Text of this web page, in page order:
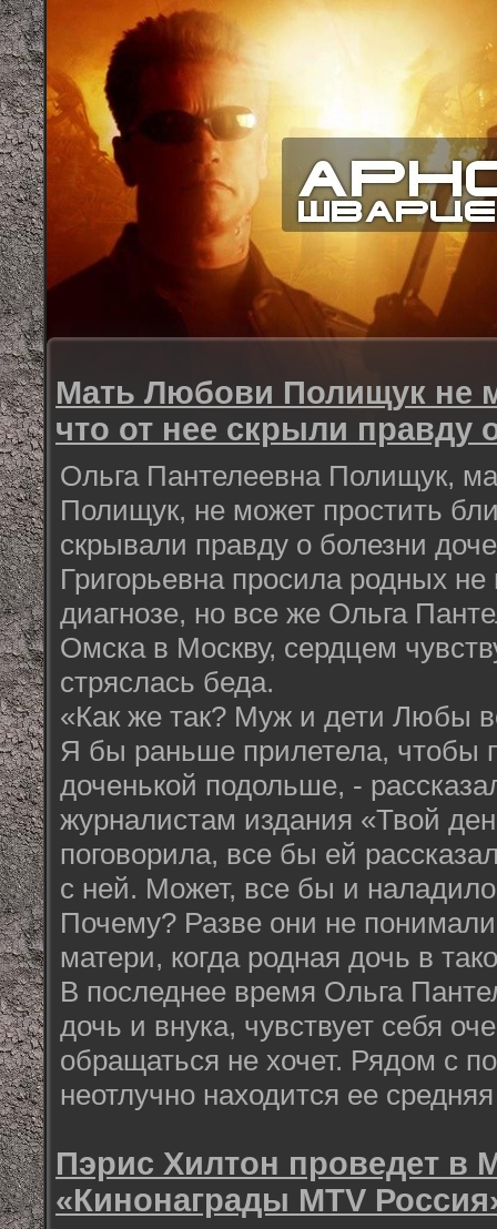
Мать Любови Полищук не
что от нее скрыли правду
Ольга Пантелеевна Полищук,
Полищук, не может простить
скрывали правду о болезни
Григорьевна просила родных
диагнозе, но все же Ольга
Омска в Москву, сердцем
стряслась беда.
«Как же так? Муж и дети Любы
Я бы раньше прилетела, чтобы
доченькой подольше, -
журналистам издания «Твой
поговорила, все бы ей
с ней. Может, все бы и
Почему? Разве они не
матери, когда родная дочь в
В последнее время Ольга
дочь и внука, чувствует себя
обращаться не хочет. Рядом с
неотлучно находится ее
Пэрис Хилтон проведет в
«Кинонаграды MTV